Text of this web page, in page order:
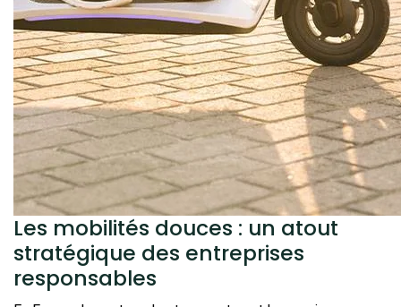
Les mobilités douces : un atout
stratégique des entreprises
responsables